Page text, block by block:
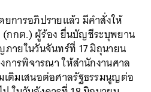
การอภิปรายแล้ว มีคำสั่งให้
(กกต.) ผู้ร้อง ยื่นบัญชีระบุพยาน
ายในวันจันทร์ที่ 17 มิถุนายน
การพิจารณา ให้สำนักงานศาล
ติมเสนอต่อศาลรัฐธรรมนูญต่อ